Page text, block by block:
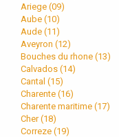
Ariege (09)
Aube (10)
Aude (11)
Aveyron (12)
Bouches du rhone (13)
Calvados (14)
Cantal (15)
Charente (16)
Charente maritime (17)
Cher (18)
Correze (19)